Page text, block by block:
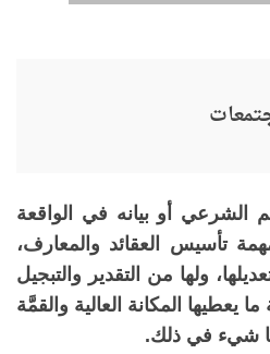
الشرعي أو بيانه في الواقعة
تأسيس العقائد والمعارف،
ولها من التقدير والتبجيل
يعطيها المكانة العالية والقمَّة
شيء في ذلك.